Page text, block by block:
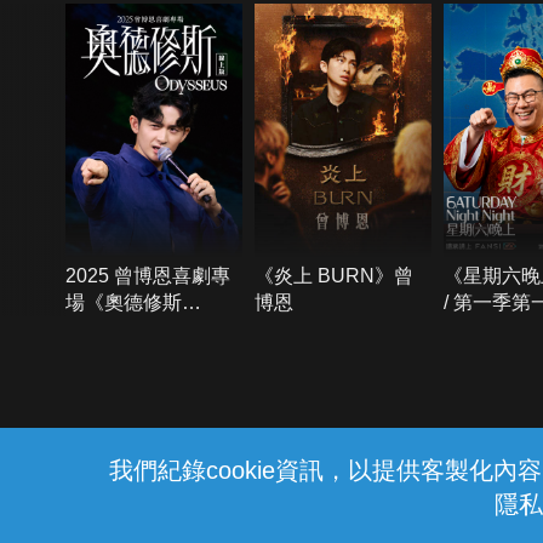
我們紀錄cookie資訊，以提供客製化內
隱
2025 曾博恩喜劇專
場《奧德修斯
《炎上 BURN》曾
博恩
《星期六
/ 第一季第